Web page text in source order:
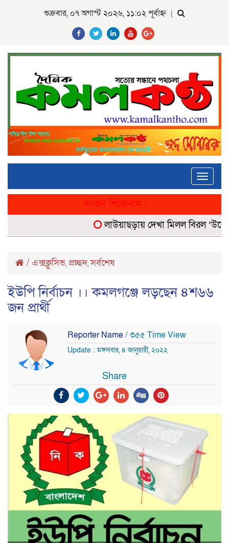
শুক্রবার, ০৭ অগাস্ট ২০২৬, ১১:০২ পূর্বাহ্ন |
Toggle
সংবাদ শিরোনাম :
লাউয়াছড়ায় দেখা মিলল বিরল
/ এক্সক্লুসিভ, প্রচ্ছদ,সর্বশেষ
ইউপি নির্বাচন ।। কমলগঞ্জে লড়ছেন ৪শ৬৬
জন প্রার্থী
Reporter Name/ ৩৫৫ Time View
Update : মঙ্গলবার, ৪ জানুয়ারী, ২০২২
Share